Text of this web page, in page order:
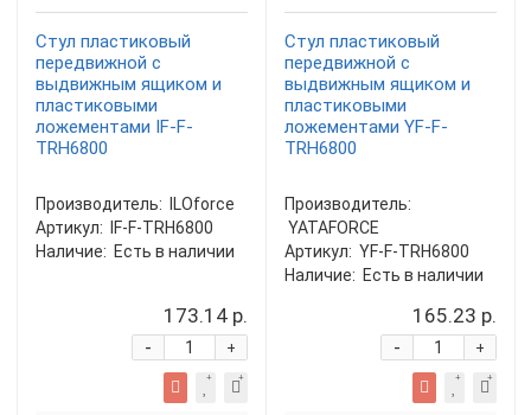
Стул пластиковый
передвижной с
выдвижным ящиком и
пластиковыми
ложементами IF-F-
TRH6800
Производитель:
ILOforce
Артикул:
IF-F-TRH6800
Наличие: Есть в наличии
173.14 р.
+
-
Стул пластиковый
передвижной с
выдвижным ящиком и
пластиковыми
ложементами YF-F-
TRH6800
Производитель:
YATAFORCE
Артикул: YF-F-TRH6800
Наличие: Есть в наличии
165.23 р.
+
-